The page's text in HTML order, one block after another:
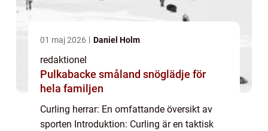
01 maj 2026 Daniel Holm
redaktionel
Pulkabacke småland snöglädje för
hela familjen
Curling herrar: En omfattande översikt av
sporten Introduktion: Curling är en taktisk